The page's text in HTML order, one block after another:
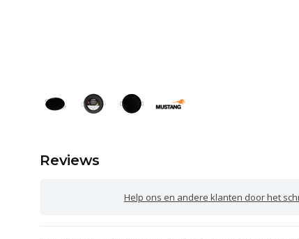
Reviews
Help ons en andere klanten door het